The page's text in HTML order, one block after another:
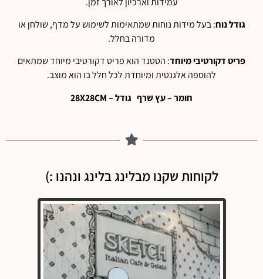
גודל נוח: בעל מידות נוחות שמתאימות לשימוש על מדף, שולחן או
מדורה בחלל.
פריט דקורטיבי מיוחד: הסטנד הוא פריט דקורטיבי מיוחד שמתאים
להוספה אלגנטית ומיוחדת לכל חלל בו הוא מוצב.
חומר – עץ שרף גודל – 28X28CM
לקוחות שקנו מבלינג בלינג ונהנו :)